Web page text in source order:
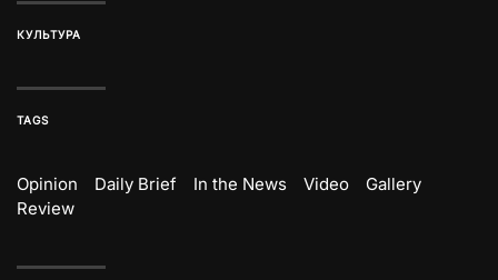
КУЛЬТУРА
TAGS
Opinion Daily Brief In the News Video
Gallery
Review